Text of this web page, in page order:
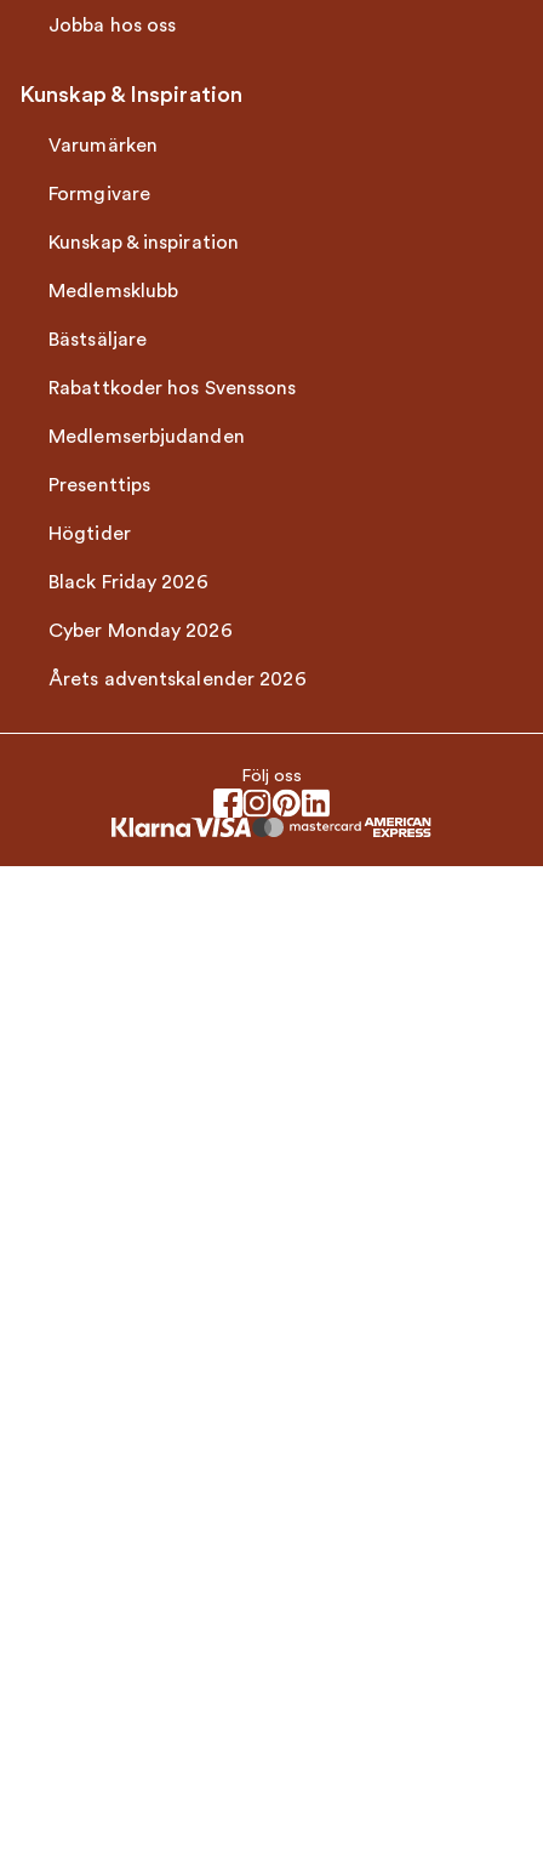
Jobba hos oss
Kunskap & Inspiration
Varumärken
Formgivare
Kunskap & inspiration
Medlemsklubb
Bästsäljare
Rabattkoder hos Svenssons
Medlemserbjudanden
Presenttips
Högtider
Black Friday 2026
Cyber Monday 2026
Årets adventskalender 2026
Följ oss